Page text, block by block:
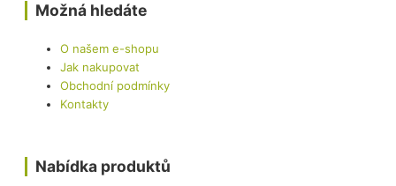
Možná hledáte
O našem e-shopu
Jak nakupovat
Obchodní podmínky
Kontakty
Nabídka produktů